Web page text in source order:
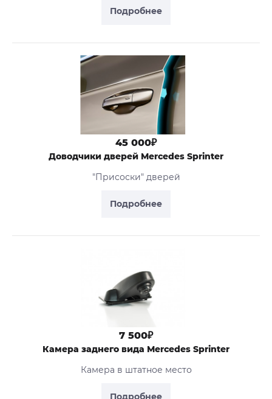
Подробнее
Подробнее
45 000₽
Доводчики дверей Mercedes Sprinter
"Присоски" дверей
Подробнее
7 500₽
Камера заднего вида Mercedes Sprinter
Камера в штатное место